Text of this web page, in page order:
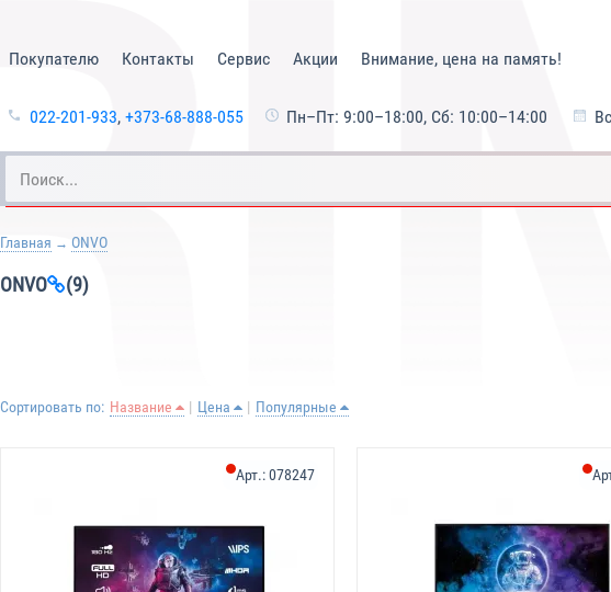
Покупателю Контакты Сервис Акции Внимание, цена на память!
022-201-933, +373-68-888-055 Пн–Пт: 9:00–18:00, Сб: 10:00–14:00
Главная ONVO
ONVO (9)
Сортировать по: Название Цена Популярные
Арт.:078247